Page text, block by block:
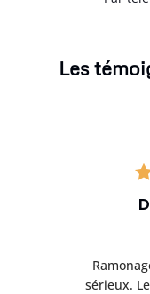
Les
sérieux.